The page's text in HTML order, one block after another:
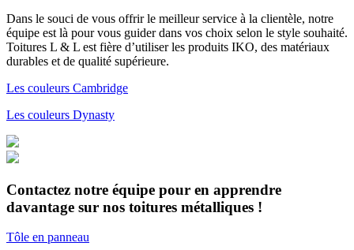
Dans le souci de vous offrir le meilleur service à la clientèle, notre
équipe est là pour vous guider dans vos choix selon le style souhaité.
Toitures L & L est fière d’utiliser les produits IKO, des matériaux
durables et de qualité supérieure.
Les couleurs Cambridge
Les couleurs Dynasty
Contactez notre équipe pour en apprendre
davantage sur nos toitures métalliques !
Tôle en panneau